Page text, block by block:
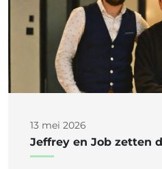
13 mei 2026
Jeffrey en Job zetten